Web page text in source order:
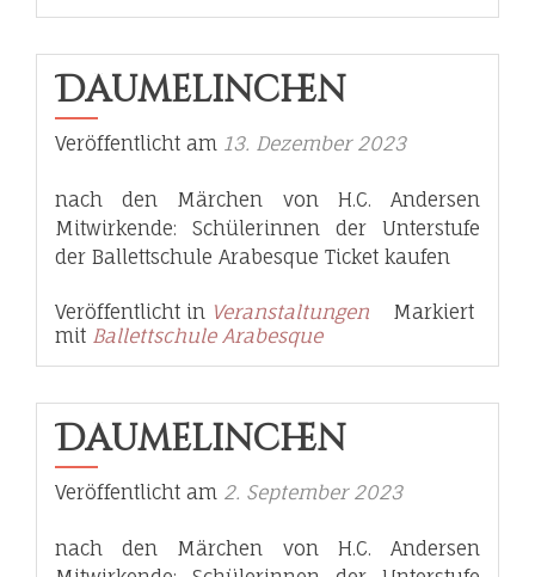
Däumelinchen
Veröffentlicht am 13. Dezember 2023
nach den Märchen von H.C. Andersen
Mitwirkende: Schülerinnen der Unterstufe
der Ballettschule Arabesque Ticket kaufen
Veröffentlicht in Veranstaltungen
Markiert
mit Ballettschule Arabesque
Däumelinchen
Veröffentlicht am 2. September 2023
nach den Märchen von H.C. Andersen